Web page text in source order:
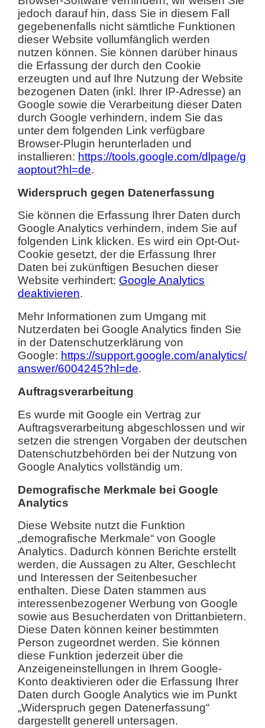
jedoch darauf hin, dass Sie in diesem Fall
gegebenenfalls nicht sämtliche Funktionen
dieser Website vollumfänglich werden
nutzen können. Sie können darüber hinaus
die Erfassung der durch den Cookie
erzeugten und auf Ihre Nutzung der Website
bezogenen Daten (inkl. Ihrer IP-Adresse) an
Google sowie die Verarbeitung dieser Daten
durch Google verhindern, indem Sie das
unter dem folgenden Link verfügbare
Browser-Plugin herunterladen und
installieren: https://tools.google.com/dlpage/g
aoptout?hl=de.
Widerspruch gegen Datenerfassung
Sie können die Erfassung Ihrer Daten durch
Google Analytics verhindern, indem Sie auf
folgenden Link klicken. Es wird ein Opt-Out-
Cookie gesetzt, der die Erfassung Ihrer
Daten bei zukünftigen Besuchen dieser
Website verhindert: Google Analytics
deaktivieren.
Mehr Informationen zum Umgang mit
Nutzerdaten bei Google Analytics finden Sie
in der Datenschutzerklärung von
Google: https://support.google.com/analytics/
answer/6004245?hl=de.
Auftragsverarbeitung
Es wurde mit Google ein Vertrag zur
Auftragsverarbeitung abgeschlossen und wir
setzen die strengen Vorgaben der deutschen
Datenschutzbehörden bei der Nutzung von
Google Analytics vollständig um.
Demografische Merkmale bei Google
Analytics
Diese Website nutzt die Funktion
„demografische Merkmale“ von Google
Analytics. Dadurch können Berichte erstellt
werden, die Aussagen zu Alter, Geschlecht
und Interessen der Seitenbesucher
enthalten. Diese Daten stammen aus
interessenbezogener Werbung von Google
sowie aus Besucherdaten von Drittanbietern.
Diese Daten können keiner bestimmten
Person zugeordnet werden. Sie können
diese Funktion jederzeit über die
Anzeigeneinstellungen in Ihrem Google-
Konto deaktivieren oder die Erfassung Ihrer
Daten durch Google Analytics wie im Punkt
„Widerspruch gegen Datenerfassung“
dargestellt generell untersagen.